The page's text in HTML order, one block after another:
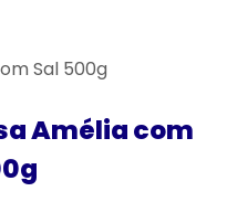
Sal 500g
Amélia com